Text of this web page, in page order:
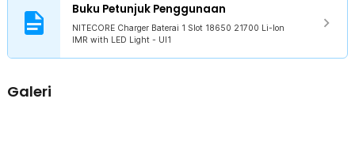
Support Banyak Baterai
Charger baterai ini dapat memuat berbagai ukuran baterai Li-ion /
IMR seperti:
17350, 17500, 17650, 17670, 18350, 18490, 18500, 18650, 20700,
Buku Petunjuk Penggunaan
NITECORE Charger Baterai 1 Slot 18650 21700 Li-Ion
IMR with LED Light - UI1
Galeri